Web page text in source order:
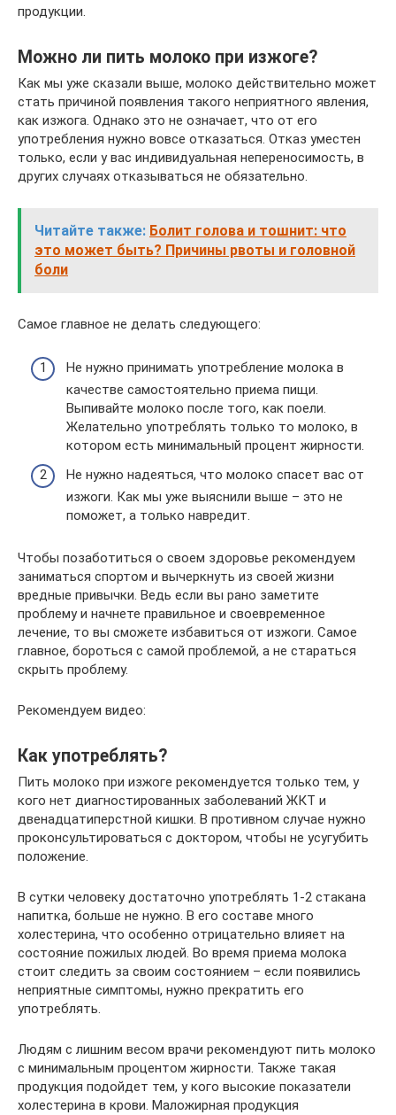
продукции.
Можно ли пить молоко при изжоге?
Как мы уже сказали выше, молоко действительно может
стать причиной появления такого неприятного явления,
как изжога. Однако это не означает, что от его
употребления нужно вовсе отказаться. Отказ уместен
только, если у вас индивидуальная непереносимость, в
других случаях отказываться не обязательно.
Читайте также: Болит голова и тошнит: что
это может быть? Причины рвоты и головной
боли
Самое главное не делать следующего:
Не нужно принимать употребление молока в
качестве самостоятельно приема пищи.
Выпивайте молоко после того, как поели.
Желательно употреблять только то молоко, в
котором есть минимальный процент жирности.
Не нужно надеяться, что молоко спасет вас от
изжоги. Как мы уже выяснили выше – это не
поможет, а только навредит.
Чтобы позаботиться о своем здоровье рекомендуем
заниматься спортом и вычеркнуть из своей жизни
вредные привычки. Ведь если вы рано заметите
проблему и начнете правильное и своевременное
лечение, то вы сможете избавиться от изжоги. Самое
главное, бороться с самой проблемой, а не стараться
скрыть проблему.
Рекомендуем видео:
Как употреблять?
Пить молоко при изжоге рекомендуется только тем, у
кого нет диагностированных заболеваний ЖКТ и
двенадцатиперстной кишки. В противном случае нужно
проконсультироваться с доктором, чтобы не усугубить
положение.
В сутки человеку достаточно употреблять 1-2 стакана
напитка, больше не нужно. В его составе много
холестерина, что особенно отрицательно влияет на
состояние пожилых людей. Во время приема молока
стоит следить за своим состоянием – если появились
неприятные симптомы, нужно прекратить его
употреблять.
Людям с лишним весом врачи рекомендуют пить молоко
с минимальным процентом жирности. Также такая
продукция подойдет тем, у кого высокие показатели
холестерина в крови. Маложирная продукция